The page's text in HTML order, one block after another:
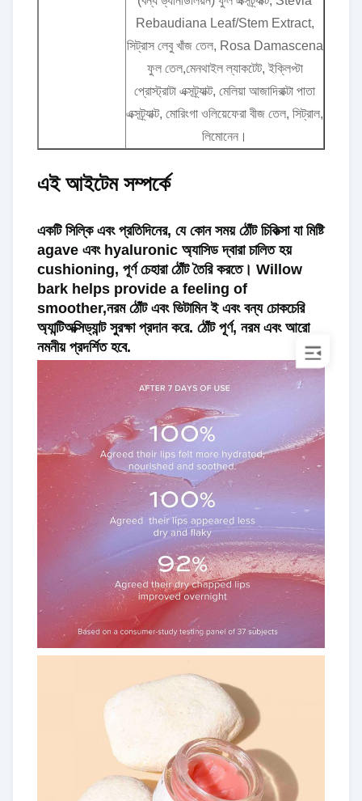
Rebaudiana Leaf/Stem Extract,
সিট্রাস লেবু খাঁজ তেল, Rosa Damascena
ফুল তেল,মেনথাইল ল্যাকটেট, ইক্লিপ্টা
প্রোস্ট্রাটা এক্সট্র্যাক্ট, মেলিয়া আজাদিরাক্টা পাতা
এক্সট্র্যাক্ট, মোরিংগা ওলিয়েফেরা বীজ তেল, সিট্রাল,
লিমোনেন।
এই আইটেম সম্পর্কে
একটি সিল্কি এবং প্রতিদিনের, যে কোন সময় ঠোঁট চিকিত্সা যা মিষ্টি
agave এবং hyaluronic অ্যাসিড দ্বারা চালিত হয়
cushioning, পূর্ণ চেহারা ঠোঁট তৈরি করতে। Willow
bark helps provide a feeling of
smoother,নরম ঠোঁট এবং ভিটামিন ই এবং বন্য চোকচেরি
অ্যান্টিঅক্সিড্যান্ট সুরক্ষা প্রদান করে. ঠোঁট পূর্ণ, নরম এবং আরো
নমনীয় প্রদর্শিত হবে.